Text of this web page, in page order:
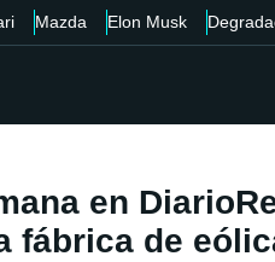
Mazda Elon Musk
en
fábrica de